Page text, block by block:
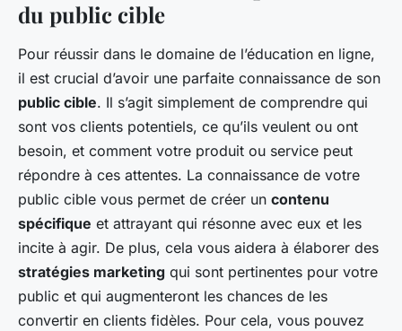
du public cible
Pour réussir dans le domaine de l’éducation en ligne,
il est crucial d’avoir une parfaite connaissance de son
public cible. Il s’agit simplement de comprendre qui
sont vos clients potentiels, ce qu’ils veulent ou ont
besoin, et comment votre produit ou service peut
répondre à ces attentes. La connaissance de votre
public cible vous permet de créer un contenu
spécifique et attrayant qui résonne avec eux et les
incite à agir. De plus, cela vous aidera à élaborer des
stratégies marketing qui sont pertinentes pour votre
public et qui augmenteront les chances de les
convertir en clients fidèles. Pour cela, vous pouvez